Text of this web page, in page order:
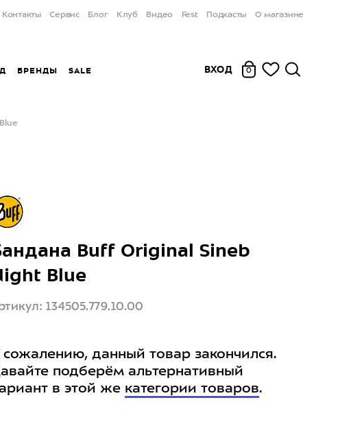
Контакты Сервис Блог Клуб Видео Fest Подкасты О магазине
БРЕНДЫ SALE ВХОД 0
Buff Original Sineb
Blue
134505.779.10.00
сожалению, данный товар закончился.
подберём альтернативный
в этой же категории товаров.